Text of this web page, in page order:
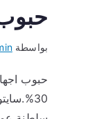
بواسطة
حبوب